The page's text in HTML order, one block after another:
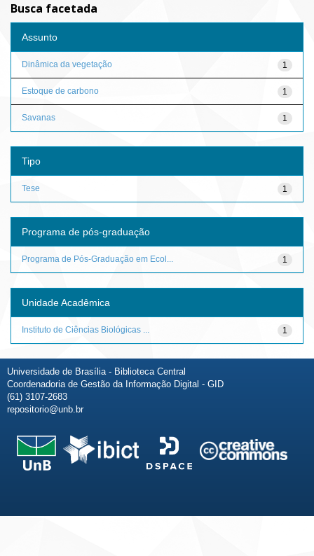
Busca facetada
Assunto
1
Dinâmica da vegetação
1
Estoque de carbono
1
Savanas
Tipo
1
Tese
Programa de pós-graduação
1
Programa de Pós-Graduação em Ecol...
Unidade Acadêmica
1
Instituto de Ciências Biológicas ...
Universidade de Brasília - Biblioteca Central
Coordenadoria de Gestão da Informação Digital - GID
(61) 3107-2683
repositorio@unb.br